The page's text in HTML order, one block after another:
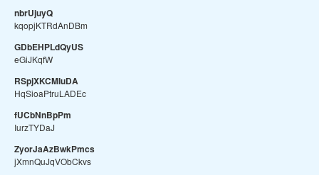
nbrUjuyQ
kqopjKTRdAnDBm
GDbEHPLdQyUS
eGiJKqfW
RSpjXKCMIuDA
HqSioaPtruLADEc
fUCbNnBpPm
IurzTYDaJ
ZyorJaAzBwkPmcs
jXmnQuJqVObCkvs